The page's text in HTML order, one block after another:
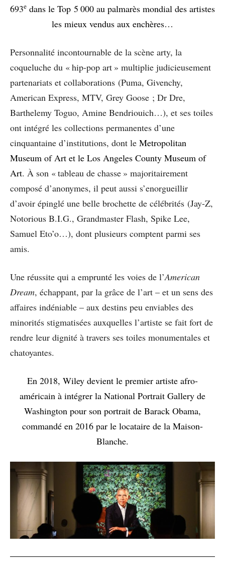
693e dans le Top 5 000 au palmarès mondial des artistes
les mieux vendus aux enchères…
Personnalité incontournable de la scène arty, la
coqueluche du « hip-pop art » multiplie judicieusement
partenariats et collaborations (Puma, Givenchy,
American Express, MTV, Grey Goose ; Dr Dre,
Barthelemy Toguo, Amine Bendriouich…), et ses toiles
ont intégré les collections permanentes d’une
cinquantaine d’institutions, dont le Metropolitan
Museum of Art et le Los Angeles County Museum of
Art. À son « tableau de chasse » majoritairement
composé d’anonymes, il peut aussi s’enorgueillir
d’avoir épinglé une belle brochette de célébrités (Jay-Z,
Notorious B.I.G., Grandmaster Flash, Spike Lee,
Samuel Eto’o…), dont plusieurs comptent parmi ses
amis.
Une réussite qui a emprunté les voies de l’American
Dream, échappant, par la grâce de l’art – et un sens des
affaires indéniable – aux destins peu enviables des
minorités stigmatisées auxquelles l’artiste se fait fort de
rendre leur dignité à travers ses toiles monumentales et
chatoyantes.
En 2018, Wiley devient le premier artiste afro-
américain à intégrer la National Portrait Gallery de
Washington pour son portrait de Barack Obama,
commandé en 2016 par le locataire de la Maison-
Blanche.